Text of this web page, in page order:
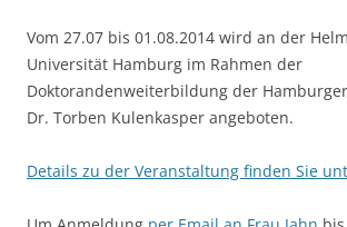
Vom 27.07 bis 01.08.2014 wird an der
Universität Hamburg im Rahmen der
Doktorandenweiterbildung der
Dr. Torben Kulenkasper angeboten.
Details zu der Veranstaltung finden Sie